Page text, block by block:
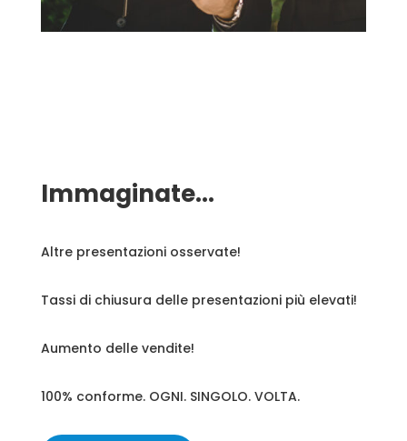
Immaginate...
Altre presentazioni osservate!
Tassi di chiusura delle presentazioni più elevati!
Aumento delle vendite!
100% conforme. OGNI. SINGOLO. VOLTA.